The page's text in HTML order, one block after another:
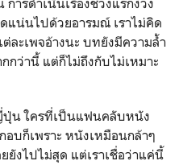
ารดำเนินเรื่องช่วงแรกง่วง
แน่นไปด้วยอารมณ์ เราไม่คิด
ละเพจอ้างนะ บทยังมีความล้ำ
กว่านี้ แต่ก็ไม่ถึงกับไม่เหมาะ
ใครที่เป็นแฟนคลับหนัง
บก็เพราะ หนังเหมือนกล้าๆ
ยังไปไม่สุด แต่เราเชื่อว่าแค่นี้